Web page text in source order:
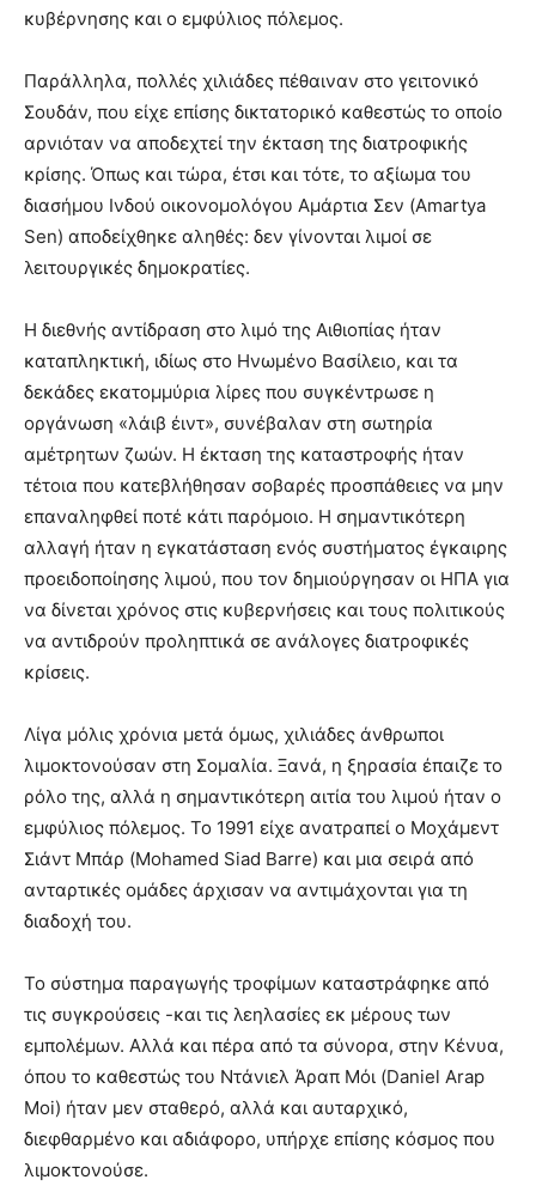
κυβέρνησης και ο εμφύλιος πόλεμος.
Παράλληλα, πολλές χιλιάδες πέθαιναν στο γειτονικό
Σουδάν, που είχε επίσης δικτατορικό καθεστώς το οποίο
αρνιόταν να αποδεχτεί την έκταση της διατροφικής
κρίσης. Όπως και τώρα, έτσι και τότε, το αξίωμα του
διασήμου Ινδού οικονομολόγου Αμάρτια Σεν (Amartya
Sen) αποδείχθηκε αληθές: δεν γίνονται λιμοί σε
λειτουργικές δημοκρατίες.
Η διεθνής αντίδραση στο λιμό της Αιθιοπίας ήταν
καταπληκτική, ιδίως στο Ηνωμένο Βασίλειο, και τα
δεκάδες εκατομμύρια λίρες που συγκέντρωσε η
οργάνωση «λάιβ έιντ», συνέβαλαν στη σωτηρία
αμέτρητων ζωών. Η έκταση της καταστροφής ήταν
τέτοια που κατεβλήθησαν σοβαρές προσπάθειες να μην
επαναληφθεί ποτέ κάτι παρόμοιο. Η σημαντικότερη
αλλαγή ήταν η εγκατάσταση ενός συστήματος έγκαιρης
προειδοποίησης λιμού, που τον δημιούργησαν οι ΗΠΑ για
να δίνεται χρόνος στις κυβερνήσεις και τους πολιτικούς
να αντιδρούν προληπτικά σε ανάλογες διατροφικές
κρίσεις.
Λίγα μόλις χρόνια μετά όμως, χιλιάδες άνθρωποι
λιμοκτονούσαν στη Σομαλία. Ξανά, η ξηρασία έπαιζε το
ρόλο της, αλλά η σημαντικότερη αιτία του λιμού ήταν ο
εμφύλιος πόλεμος. Το 1991 είχε ανατραπεί ο Μοχάμεντ
Σιάντ Μπάρ (Mohamed Siad Barre) και μια σειρά από
ανταρτικές ομάδες άρχισαν να αντιμάχονται για τη
διαδοχή του.
Το σύστημα παραγωγής τροφίμων καταστράφηκε από
τις συγκρούσεις -και τις λεηλασίες εκ μέρους των
εμπολέμων. Αλλά και πέρα από τα σύνορα, στην Κένυα,
όπου το καθεστώς του Ντάνιελ Άραπ Μόι (Daniel Arap
Moi) ήταν μεν σταθερό, αλλά και αυταρχικό,
διεφθαρμένο και αδιάφορο, υπήρχε επίσης κόσμος που
λιμοκτονούσε.